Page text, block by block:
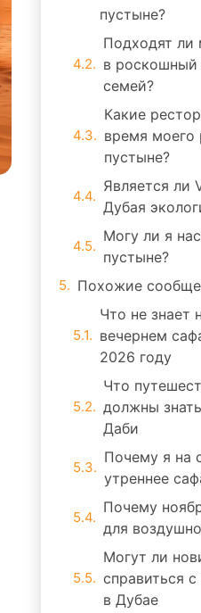
пустыне?
Подходят ли
в роскошный
семей?
Какие
время моего
пустыне?
Является ли
Дубая
Могу ли я
пустыне?
Похожие
Что не знает
вечернем
2026 году
Что
должны
Даби
Почему я на
утреннее
Почему
для
Могут ли
справиться
в Дубае